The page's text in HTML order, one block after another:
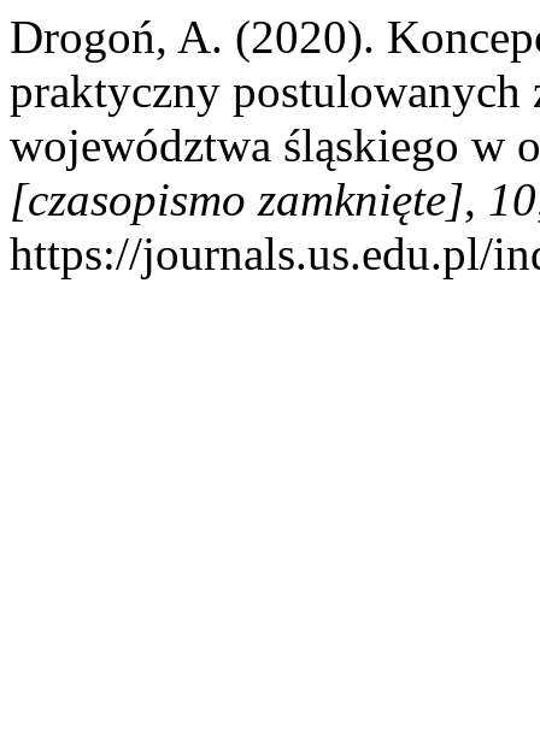
Drogoń, A. (2020).
praktyczny postulowanych
województwa śląskiego w
[czasopismo zamknięte], 10
https://journals.us.edu.pl/